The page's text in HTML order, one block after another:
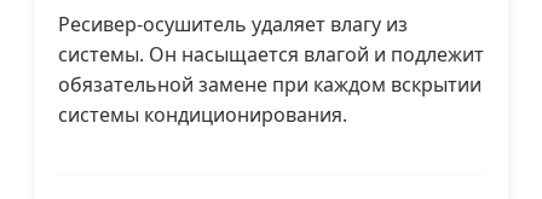
Ресивер-осушитель удаляет влагу из
системы. Он насыщается влагой и подлежит
обязательной замене при каждом вскрытии
системы кондиционирования.